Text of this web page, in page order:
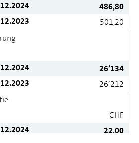
486,80
501,20
26’134
26’212
CHF
22,00